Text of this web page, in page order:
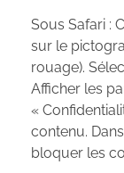
Sous Safari :
sur le
rouage).
Afficher les
«
contenu.
bloquer les